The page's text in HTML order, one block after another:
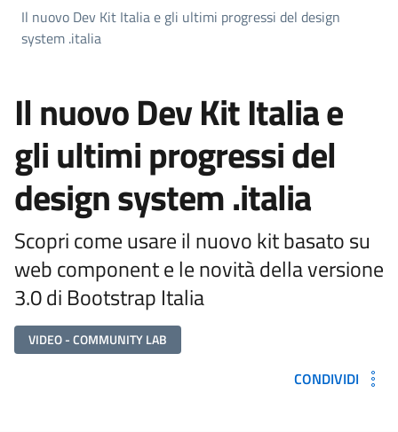
Il nuovo Dev Kit Italia e gli ultimi progressi del design
system .italia
Il nuovo Dev Kit Italia e
gli ultimi progressi del
design system .italia
Scopri come usare il nuovo kit basato su
web component e le novità della versione
3.0 di Bootstrap Italia
VIDEO - COMMUNITY LAB
CONDIVIDI